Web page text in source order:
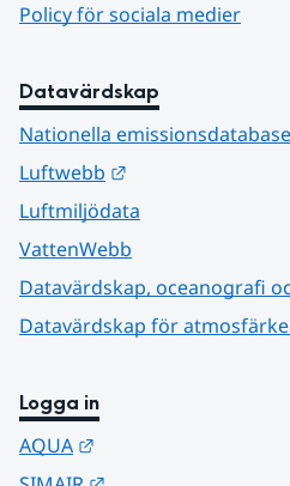
Policy för sociala medier
Datavärdskap
Nationella
Luftwebb
Luftmiljödata
VattenWebb
Datavärdskap, oceanografi
Datavärdskap för
Logga in
AQUA